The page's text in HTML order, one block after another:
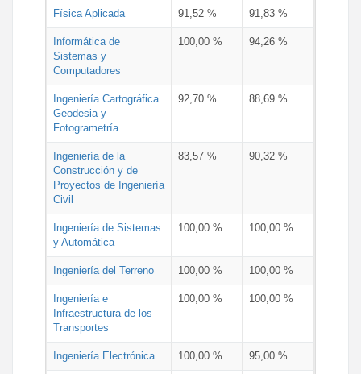
Física Aplicada 91,52 % 91,83 %
Informática de
Sistemas y
Computadores
100,00 % 94,26 %
Ingeniería Cartográfica
Geodesia y
Fotogrametría
92,70 % 88,69 %
Ingeniería de la
Construcción y de
Proyectos de Ingeniería
Civil
83,57 % 90,32 %
Ingeniería de Sistemas
y Automática
100,00 % 100,00 %
Ingeniería del Terreno 100,00 % 100,00 %
Ingeniería e
Infraestructura de los
Transportes
100,00 % 100,00 %
Ingeniería Electrónica 100,00 % 95,00 %